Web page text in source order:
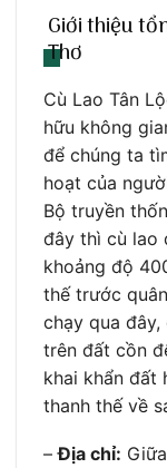
Giới thiệu
Thơ
Cù Lao Tân
hữu không
để chúng ta
hoạt của
Bộ truyền
đây thì cù lao
khoảng độ
thế trước
chạy qua
trên đất cồn
khai khẩn đất
thanh thế về
–Địa chỉ: